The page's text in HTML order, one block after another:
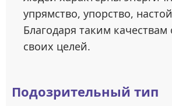
упрямство, упорство,
Благодаря таким
своих целей.
Подозрительный тип